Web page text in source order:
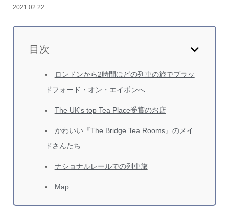
2021.02.22
目次
ロンドンから2時間ほどの列車の旅でブラッ
ドフォード・オン・エイボンへ
The UK's top Tea Place受賞のお店
かわいい『The Bridge Tea Rooms』のメイ
ドさんたち
ナショナルレールでの列車旅
Map